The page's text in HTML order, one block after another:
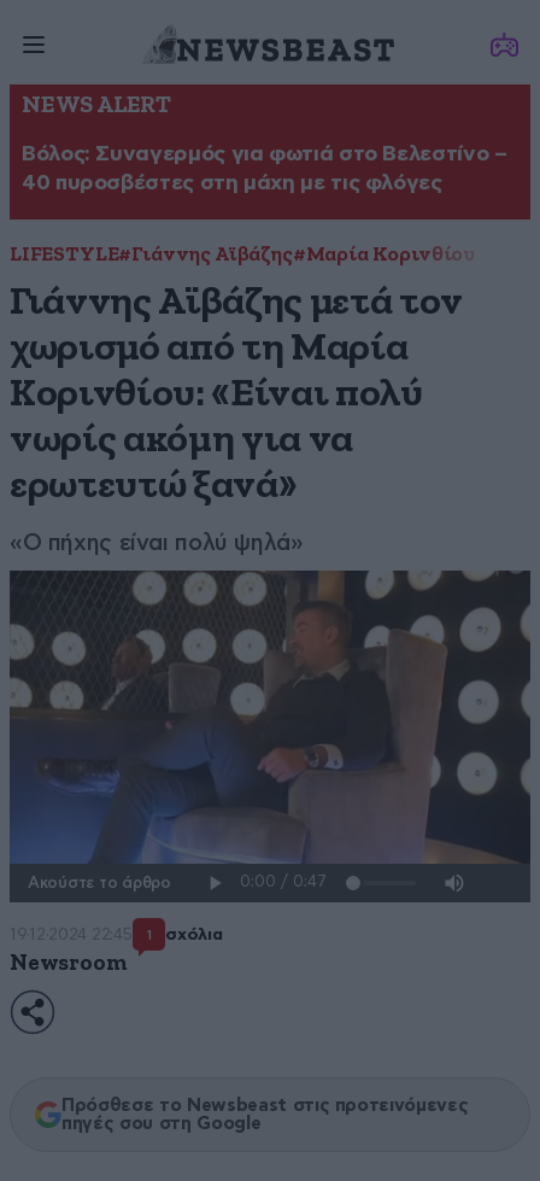
NEWS ALERT
Βόλος: Συναγερμός για φωτιά στο Βελεστίνο –
40 πυροσβέστες στη μάχη με τις φλόγες
LIFESTYLE#Γιάννης Αϊβάζης#Μαρία Κορινθίου
Γιάννης Αϊβάζης μετά τον
χωρισμό από τη Μαρία
Κορινθίου: «Είναι πολύ
νωρίς ακόμη για να
ερωτευτώ ξανά»
«Ο πήχης είναι πολύ ψηλά»
Ακούστε το άρθρο
19·12·2024 22:45 1 σχόλια
Newsroom
Πρόσθεσε το Newsbeast στις προτεινόμενες
πηγές σου στη Google